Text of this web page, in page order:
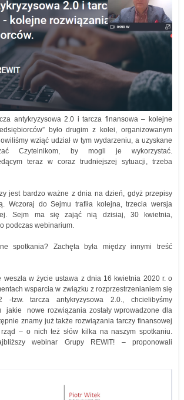
antykryzysowa 2.0 i tarcza finansowa – kolejne
było drugim z kolei, organizowanym
wziąć udział w tym wydarzeniu, a uzyskane
Czytelnikom, by mogli je wykorzystać.
teraz w coraz trudniejszej sytuacji, trzeba
jest bardzo ważne z dnia na dzień, gdyż przepisy
Wczoraj do Sejmu trafiła kolejna, trzecia wersja
Sejm ma się zająć nią dzisiaj, 30 kwietnia,
podczas webinarium.
spotkania? Zachęta była między innymi treść
weszła w życie ustawa z dnia 16 kwietnia 2020 r. o
wsparcia w związku z rozprzestrzenianiem się
-tzw. tarcza antykryzysowa 2.0., chcielibyśmy
jakie nowe rozwiązania zostały wprowadzone dla
znamy już także rozwiązania tarczy finansowej
– o nich też słów kilka na naszym spotkaniu.
webinar Grupy REWIT! – proponowali